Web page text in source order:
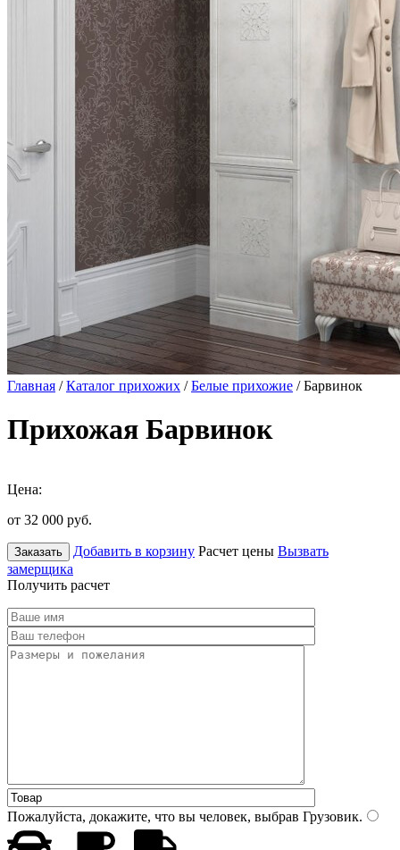
Главная /Каталог прихожих /Белые прихожие / Барвинок
Прихожая Барвинок
Цена:
от 32 000 руб.
Заказать Добавить в корзину Расчет цены Вызвать
замерщика
Получить расчет
Пожалуйста, докажите, что вы человек, выбрав Грузовик.